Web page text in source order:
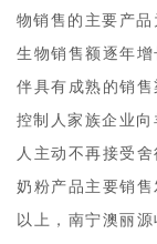
物销售的主要产
生物销售额逐年
伴具有成熟的销
控制人家族企业
人主动不再接受
奶粉产品主要销
以上，南宁澳丽